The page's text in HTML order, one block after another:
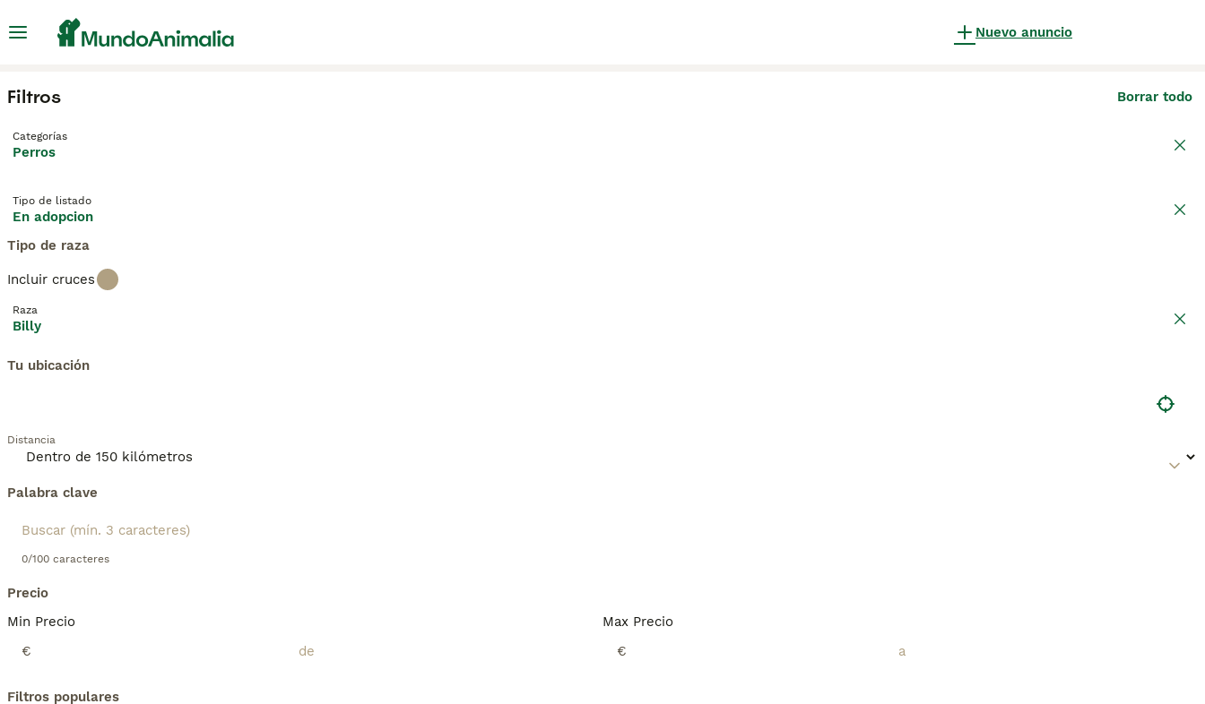
Nuevo anuncio
Filtros Borrar todo
Categorías
Perros
Tipo de listado
En adopcion
Tipo de raza
Incluir cruces
Raza
Billy
Tu ubicación
Distancia
Palabra clave
0/100 caracteres
Precio
Min Precio
€
Max Precio
€
Filtros populares